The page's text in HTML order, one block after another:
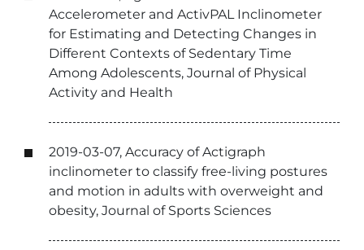
Accelerometer and ActivPAL Inclinometer
for Estimating and Detecting Changes in
Different Contexts of Sedentary Time
Among Adolescents, Journal of Physical
Activity and Health
2019-03-07, Accuracy of Actigraph
inclinometer to classify free-living postures
and motion in adults with overweight and
obesity, Journal of Sports Sciences